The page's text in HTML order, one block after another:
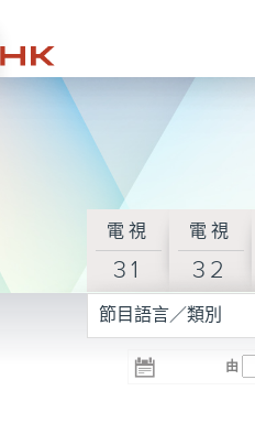
電視
31
電視
32
節目語言／類別
由